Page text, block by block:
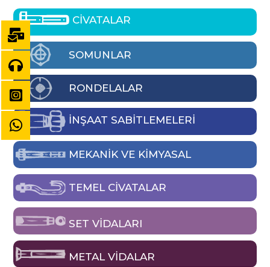
CİVATALAR
SOMUNLAR
RONDELALAR
İNŞAAT SABİTLEMELERİ
MEKANIK VE KIMYASAL
TEMEL CIVATALAR
SET VIDALARI
METAL VIDALAR